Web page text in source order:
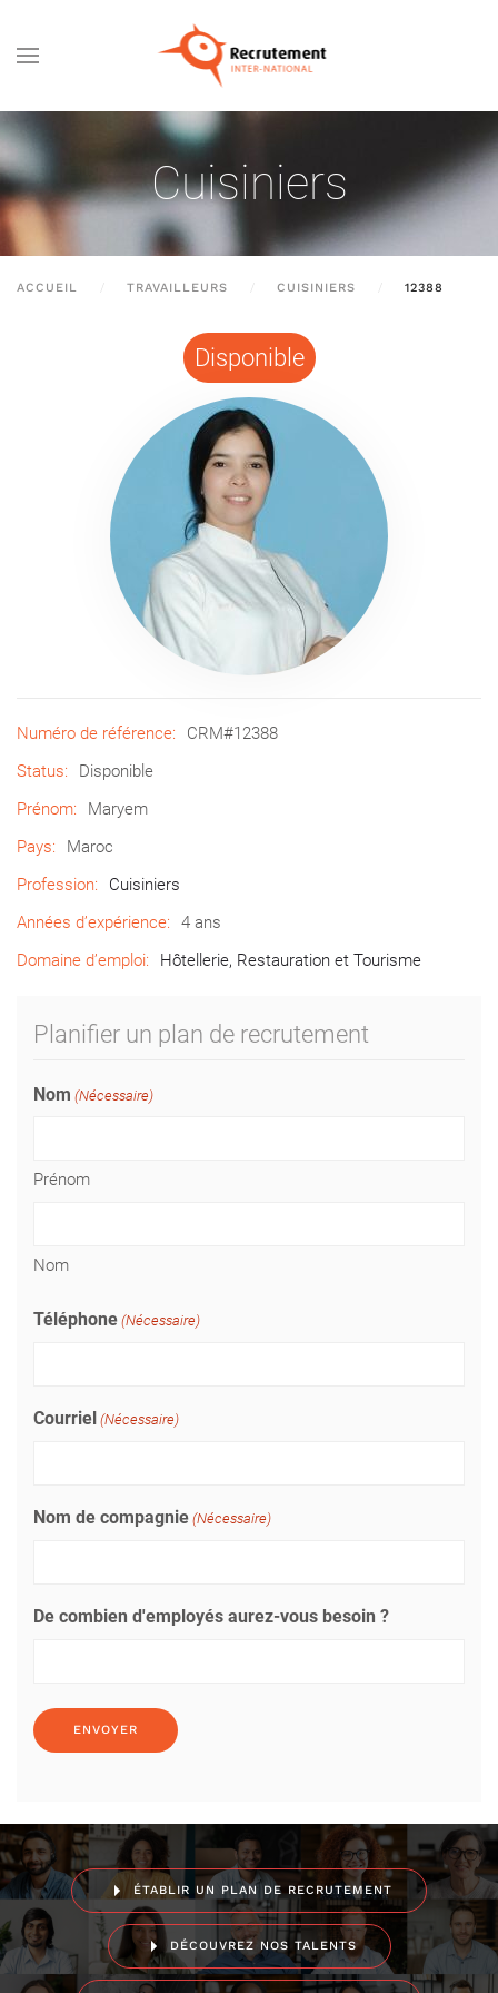
Passer au contenu principal
Cuisiniers
ACCUEIL TRAVAILLEURS CUISINIERS 12388
Disponible
Numéro de référence:
CRM#12388
Status:
Disponible
Prénom:
Maryem
Pays:
Maroc
Profession:
Cuisiniers
Années d’expérience:
4 ans
Domaine d’emploi:
Hôtellerie, Restauration et Tourisme
Planifier un plan de recrutement
Nom (Nécessaire)
Prénom
Nom
Téléphone (Nécessaire)
Courriel (Nécessaire)
Nom de compagnie (Nécessaire)
De combien d'employés aurez-vous besoin ?
ÉTABLIR UN PLAN DE RECRUTEMENT
DÉCOUVREZ NOS TALENTS